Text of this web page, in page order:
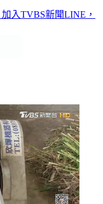
加入TVBS新聞LINE，